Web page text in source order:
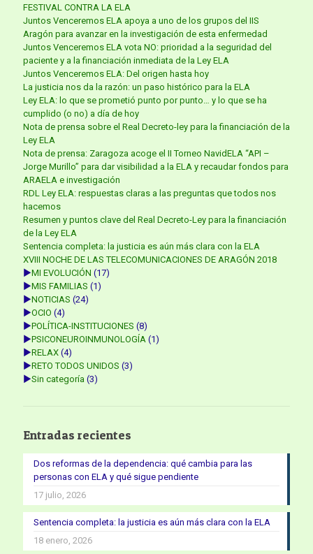
FESTIVAL CONTRA LA ELA
Juntos Venceremos ELA apoya a uno de los grupos del IIS
Aragón para avanzar en la investigación de esta enfermedad
Juntos Venceremos ELA vota NO: prioridad a la seguridad del
paciente y a la financiación inmediata de la Ley ELA
Juntos Venceremos ELA: Del origen hasta hoy
La justicia nos da la razón: un paso histórico para la ELA
Ley ELA: lo que se prometió punto por punto… y lo que se ha
cumplido (o no) a día de hoy
Nota de prensa sobre el Real Decreto-ley para la financiación de la
Ley ELA
Nota de prensa: Zaragoza acoge el II Torneo NavidELA “API –
Jorge Murillo” para dar visibilidad a la ELA y recaudar fondos para
ARAELA e investigación
RDL Ley ELA: respuestas claras a las preguntas que todos nos
hacemos
Resumen y puntos clave del Real Decreto-Ley para la financiación
de la Ley ELA
Sentencia completa: la justicia es aún más clara con la ELA
XVIII NOCHE DE LAS TELECOMUNICACIONES DE ARAGÓN 2018
►MI EVOLUCIÓN (17)
►MIS FAMILIAS (1)
►NOTICIAS (24)
►OCIO (4)
►POLÍTICA-INSTITUCIONES (8)
►PSICONEUROINMUNOLOGÍA (1)
►RELAX (4)
►RETO TODOS UNIDOS (3)
►Sin categoría (3)
Entradas recientes
Dos reformas de la dependencia: qué cambia para las
personas con ELA y qué sigue pendiente
17 julio, 2026
Sentencia completa: la justicia es aún más clara con la ELA
18 enero, 2026